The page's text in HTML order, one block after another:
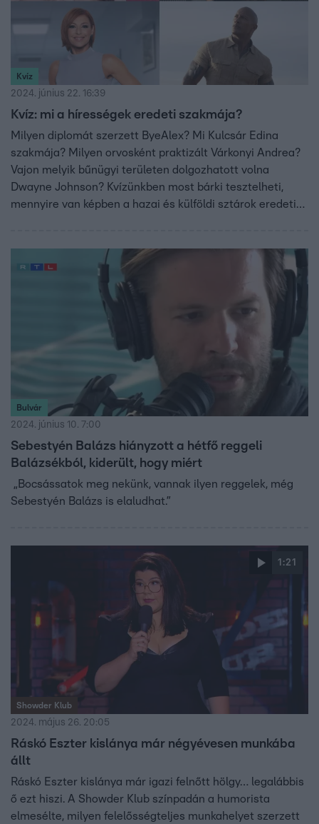
Kvíz
2024. június 22. 16:39
Kvíz: mi a hírességek eredeti szakmája?
Milyen diplomát szerzett ByeAlex? Mi Kulcsár Edina
szakmája? Milyen orvosként praktizált Várkonyi Andrea?
Vajon melyik bűnügyi területen dolgozhatott volna
Dwayne Johnson? Kvízünkben most bárki tesztelheti,
mennyire van képben a hazai és külföldi sztárok eredeti
Bulvár
2024. június 10. 7:00
Sebestyén Balázs hiányzott a hétfő reggeli
Balázsékból, kiderült, hogy miért
„Bocsássatok meg nekünk, vannak ilyen reggelek, még
Sebestyén Balázs is elaludhat.”
1:21
Showder Klub
2024. május 26. 20:05
Ráskó Eszter kislánya már négyévesen munkába
állt
Ráskó Eszter kislánya már igazi felnőtt hölgy… legalábbis
ő ezt hiszi. A Showder Klub színpadán a humorista
elmesélte, milyen felelősségteljes munkahelyet szerzett